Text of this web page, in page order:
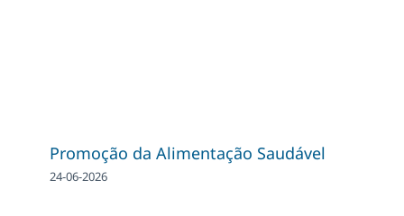
Promoção da Alimentação Saudável
24-06-2026